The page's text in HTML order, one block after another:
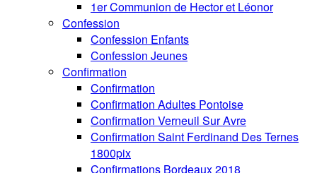
1er Communion de Hector et Léonor
Confession
Confession Enfants
Confession Jeunes
Confirmation
Confirmation
Confirmation Adultes Pontoise
Confirmation Verneuil Sur Avre
Confirmation Saint Ferdinand Des Ternes
1800pix
Confirmations Bordeaux 2018